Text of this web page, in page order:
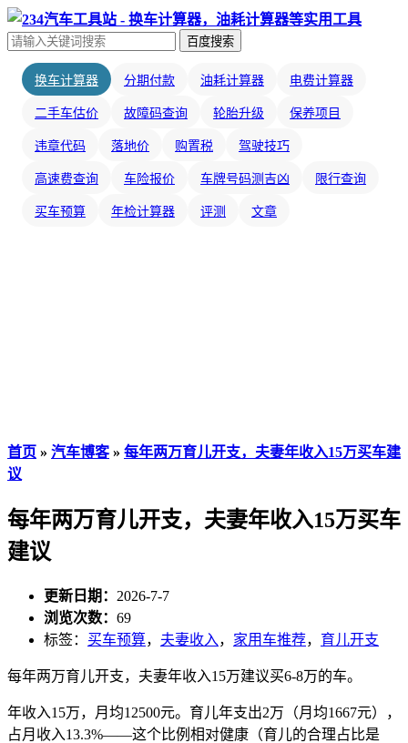
百度搜索
换车计算器 分期付款 油耗计算器 电费计算器
二手车估价 故障码查询 轮胎升级 保养项目
违章代码 落地价 购置税 驾驶技巧
高速费查询 车险报价 车牌号码测吉凶 限行查询
买车预算 年检计算器 评测 文章
首页 » 汽车博客» 每年两万育儿开支，夫妻年收入15万买车建
议
每年两万育儿开支，夫妻年收入15万买车
建议
更新日期： 2026-7-7
浏览次数： 69
标签： 买车预算， 夫妻收入 ， 家用车推荐， 育儿开支
每年两万育儿开支，夫妻年收入15万建议买6-8万的车。
年收入15万，月均12500元。育儿年支出2万（月均1667元），
占月收入13.3%——这个比例相对健康（育儿的合理占比是